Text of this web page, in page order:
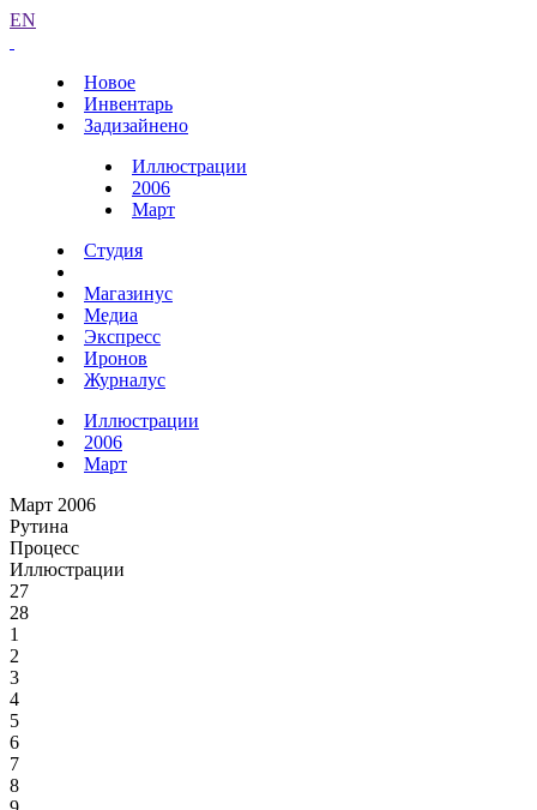
EN
Новое
Инвентарь
Задизайнено
Иллюстрации
2006
Март
Студия
Магазинус
Медиа
Экспресс
Иронов
Журналус
Иллюстрации
2006
Март
Март 2006
Рутина
Процесс
Иллюстрации
27
28
1
2
3
4
5
6
7
8